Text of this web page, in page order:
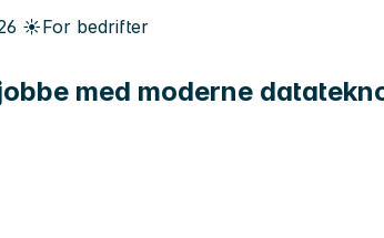
☀️For bedrifter
med moderne